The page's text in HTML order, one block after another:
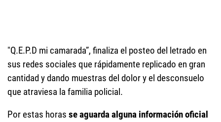
"Q.E.P.D mi camarada”, finaliza el posteo del letrado en
sus redes sociales que rápidamente replicado en gran
cantidad y dando muestras del dolor y el desconsuelo
que atraviesa la familia policial.
Por estas horas se aguarda alguna información oficial